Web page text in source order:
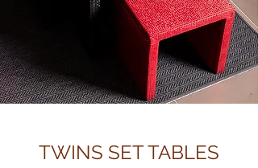
TWINS SET TABLES